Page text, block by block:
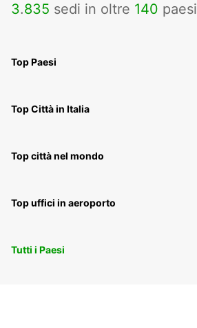
3.835 sedi in oltre 140 paesi
Top Paesi
Top Città in Italia
Top città nel mondo
Top uffici in aeroporto
Tutti i Paesi